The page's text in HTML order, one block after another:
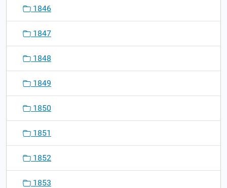
1846
1847
1848
1849
1850
1851
1852
1853